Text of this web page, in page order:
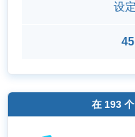
设
在 193